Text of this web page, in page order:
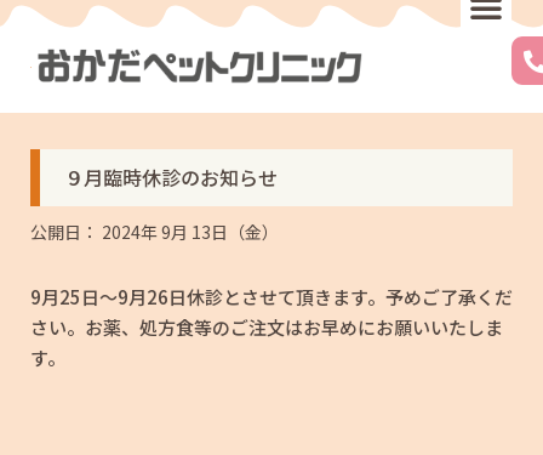
内
キ
メ
ニ
ュ
ー
９月臨時休診のお知らせ
公開日： 2024年 9月 13日（金）
9月25日～9月26日休診とさせて頂きます。予めご了承くだ
さい。お薬、処方食等のご注文はお早めにお願いいたしま
す。